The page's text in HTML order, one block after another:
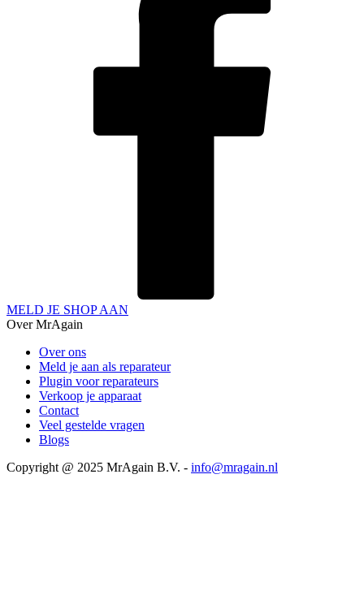
MELD JE SHOP AAN
Over MrAgain
Over ons
Meld je aan als reparateur
Plugin voor reparateurs
Verkoop je apparaat
Contact
Veel gestelde vragen
Blogs
Copyright @ 2025 MrAgain B.V. - info@mragain.nl